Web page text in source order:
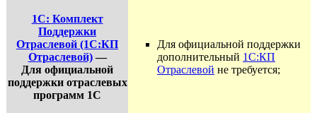
1С: Комплект
Поддержки
Отраслевой (1С:КП
Отраслевой)—
Для официальной
поддержки отраслевых
программ 1С
Для официальной поддержки
дополнительный 1С:КП
Отраслевой не требуется;